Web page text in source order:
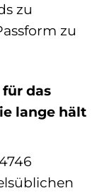
zu
zu
das
lange hält